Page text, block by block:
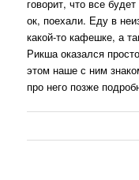
говорит, что все
ок, поехали. Еду в
какой-то кафешке, а
Рикша оказался
этом наше с ним
про него позже